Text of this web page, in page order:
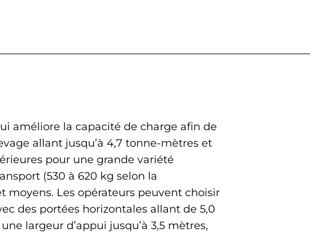
améliore la capacité de charge afin de
allant jusqu’à 4,7 tonne-mètres et
pour une grande variété
(530 à 620 kg selon la
Les opérateurs peuvent choisir
des portées horizontales allant de 5,0
largeur d’appui jusqu’à 3,5 mètres,